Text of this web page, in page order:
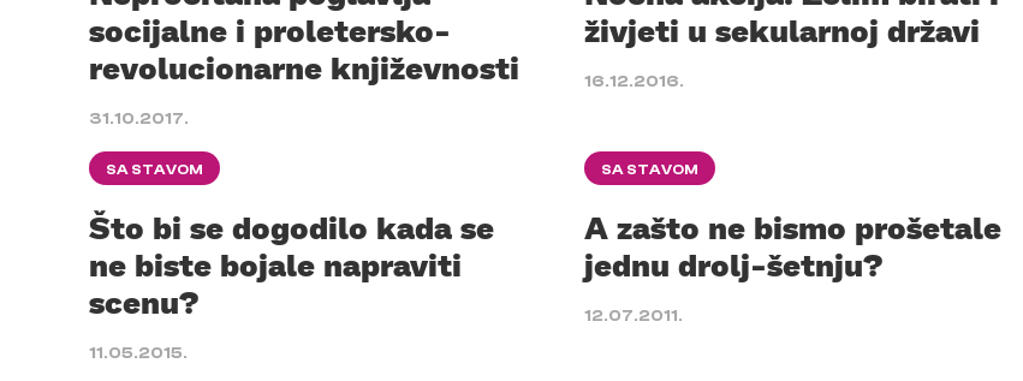
socijalne i proletersko-
revolucionarne književnosti
31.10.2017.
živjeti u sekularnoj državi
16.12.2016.
SA STAVOM
Što bi se dogodilo kada se
ne biste bojale napraviti
scenu?
11.05.2015.
SA STAVOM
A zašto ne bismo prošetale
jednu drolj-šetnju?
12.07.2011.